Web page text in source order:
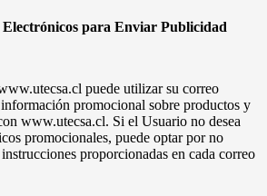
Electrónicos para Enviar Publicidad
puede utilizar su correo
promocional sobre productos y
www.utecsa.cl. Si el Usuario no desea
promocionales, puede optar por no
proporcionadas en cada correo